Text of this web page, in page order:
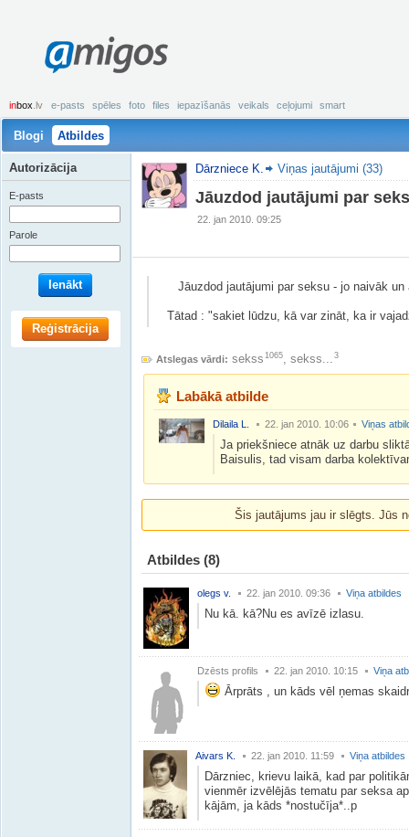
amigos
inbox .lv e-pasts spēles foto files iepazīšanās veikals ceļojumi smart
Blogi Atbildes
Dārzniece K. Viņas jautājumi (33)
Jāuzdod jautājumi par
22. jan 2010. 09:25
Jāuzdod jautājumi par seksu - jo naivāk un
Tātad : "sakiet lūdzu, kā var zināt, ka ir
Atslegas vārdi: sekss 1065, sekss... 3
Labākā atbilde
Dilaila L. 22. jan 2010. 10:06 Viņas
Ja priekšniece atnāk uz darbu
Baisulis, tad visam darba
Šis jautājums jau ir slēgts. Jūs
Atbildes (8)
olegs v. 22. jan 2010. 09:36 Viņa atbildes
Nu kā. kā?Nu es avīzē izlasu.
Dzēsts profils 22. jan 2010. 10:15 Viņa
Ārprāts , un kāds vēl ņemas
Aivars K. 22. jan 2010. 11:59 Viņa atbildes
Dārzniec, krievu laikā, kad par
vienmēr izvēlējās tematu par seksa
kājām, ja kāds *nostučīja*..p
Autorizācija
E-pasts
Parole
Ienākt
Reģistrācija